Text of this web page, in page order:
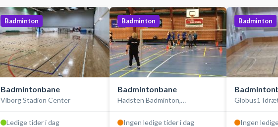
Badminton
Badmintonbane
Viborg Stadion Center
Ledige tider i dag
Badminton
Badmintonbane
Hadsten Badminton,
Ingen ledige tider i dag
Badminton
Globus1
Ingen